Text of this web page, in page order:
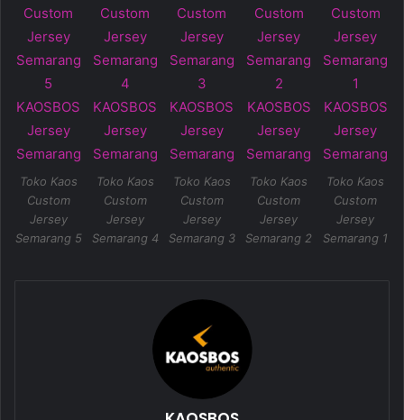
Toko Kaos
Custom
Jersey
Semarang 5
Toko Kaos
Custom
Jersey
Semarang 4
Toko Kaos
Custom
Jersey
Semarang 3
Toko Kaos
Custom
Jersey
Semarang 2
Toko Kaos
Custom
Jersey
Semarang 1